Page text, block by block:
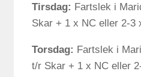
Tirsdag: Fartslek i
Skar + 1 x NC eller 2-3
Torsdag: Fartslek i
t/r Skar + 1 x NC eller